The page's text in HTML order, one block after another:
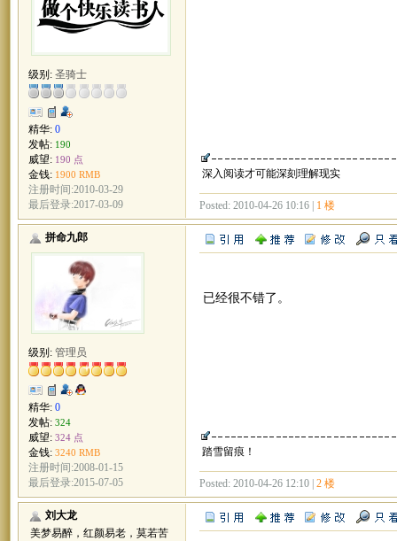
级别: 圣骑士
精华: 0
发帖: 190
威望: 190 点
金钱: 1900 RMB
注册时间:2010-03-29
最后登录:2017-03-09
深入阅读才可能深刻理解现实
Posted: 2010-04-26 10:16 | 1 楼
拼命九郎
级别: 管理员
精华: 0
发帖: 324
威望: 324 点
金钱: 3240 RMB
注册时间:2008-01-15
最后登录:2015-07-05
已经很不错了。
踏雪留痕！
Posted: 2010-04-26 12:10 | 2 楼
刘大龙
美梦易醉，红颜易老，莫若苦